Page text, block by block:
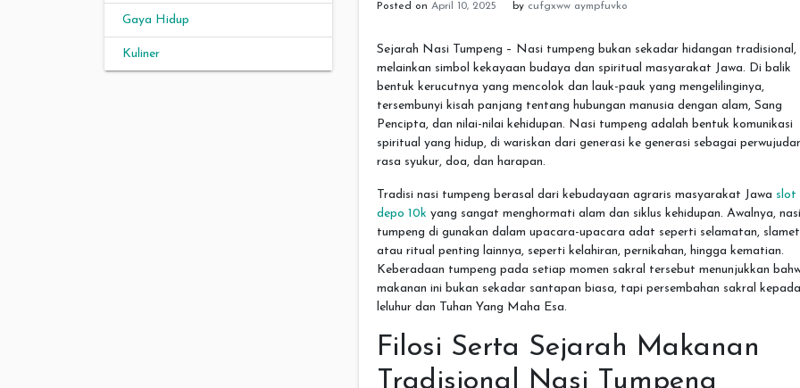
Gaya Hidup
Kuliner
Posted on April 10, 2025 by cufgxww aympfuvko
Sejarah Nasi Tumpeng – Nasi tumpeng bukan sekadar hidangan tradisional,
melainkan simbol kekayaan budaya dan spiritual masyarakat Jawa. Di balik
bentuk kerucutnya yang mencolok dan lauk-pauk yang mengelilinginya,
tersembunyi kisah panjang tentang hubungan manusia dengan alam, Sang
Pencipta, dan nilai-nilai kehidupan. Nasi tumpeng adalah bentuk komunikasi
spiritual yang hidup, di wariskan dari generasi ke generasi sebagai
rasa syukur, doa, dan harapan.
Tradisi nasi tumpeng berasal dari kebudayaan agraris masyarakat Jawa slot
depo 10k yang sangat menghormati alam dan siklus kehidupan. Awalnya, nasi
tumpeng di gunakan dalam upacara-upacara adat seperti selamatan,
atau ritual penting lainnya, seperti kelahiran, pernikahan, hingga kematian.
Keberadaan tumpeng pada setiap momen sakral tersebut menunjukkan
makanan ini bukan sekadar santapan biasa, tapi persembahan sakral kepada
leluhur dan Tuhan Yang Maha Esa.
Filosi Serta Sejarah Makanan
Tradisional Nasi Tumpeng